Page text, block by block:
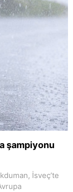
şampiyonu
İsveç’te